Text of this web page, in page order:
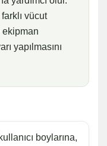
vücut
ekipman
yapılmasını
boylarına,